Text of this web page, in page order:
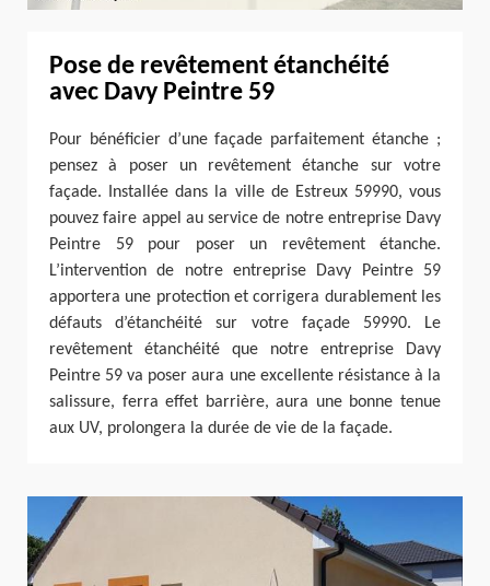
Pose de revêtement étanchéité
avec Davy Peintre 59
Pour bénéficier d’une façade parfaitement étanche ;
pensez à poser un revêtement étanche sur votre
façade. Installée dans la ville de Estreux 59990, vous
pouvez faire appel au service de notre entreprise Davy
Peintre 59 pour poser un revêtement étanche.
L’intervention de notre entreprise Davy Peintre 59
apportera une protection et corrigera durablement les
défauts d’étanchéité sur votre façade 59990. Le
revêtement étanchéité que notre entreprise Davy
Peintre 59 va poser aura une excellente résistance à la
salissure, ferra effet barrière, aura une bonne tenue
aux UV, prolongera la durée de vie de la façade.